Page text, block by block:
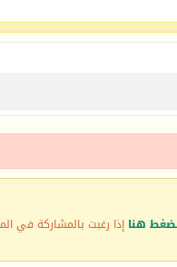
هنا إذا رغبت بالمشاركة في